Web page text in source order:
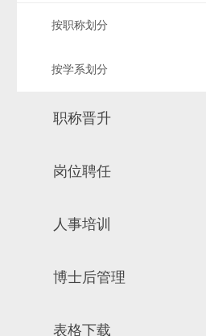
按职称划分
按学系划分
职称晋升
岗位聘任
人事培训
博士后管理
表格下载